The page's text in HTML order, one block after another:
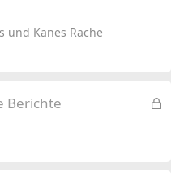
und Kanes Rache
L
Berichte